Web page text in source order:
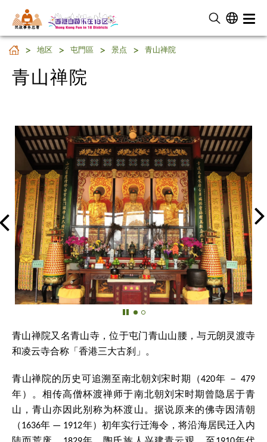
民 政 事 务 总 署
青山禅院
地区 屯門區 景点 青山禅院
青山禅院
青山禅院又名青山寺，位于屯门青山山腰，与元朗灵渡寺
和凌云寺合称「香港三大古刹」。
青山禅院的历史可追溯至南北朝刘宋时期（420年 － 479
年）。相传高僧杯渡禅师于南北朝刘宋时期曾隐居于青
山，青山亦因此别称为杯渡山。据说原来的佛寺因清朝
（1636年 — 1912年）初年实行迁海令，将沿海居民迁入内